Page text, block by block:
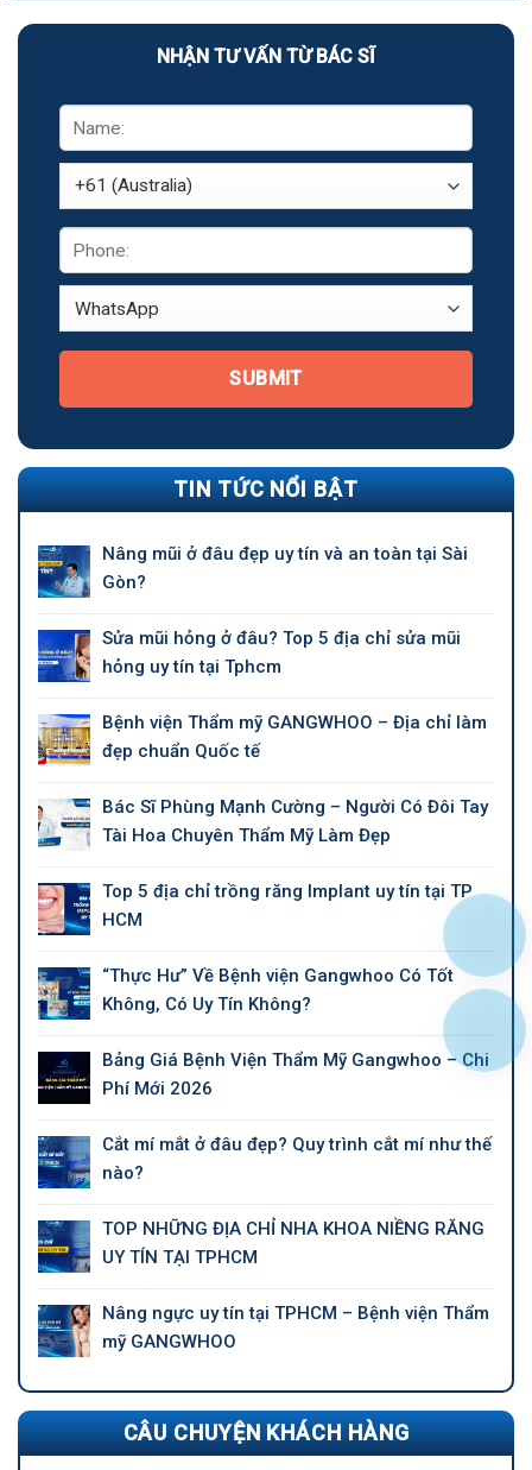
NHẬN TƯ VẤN TỪ BÁC SĨ
SUBMIT
TIN TỨC NỔI BẬT
Nâng mũi ở đâu đẹp uy tín và an toàn tại Sài
Gòn?
Sửa mũi hỏng ở đâu? Top 5 địa chỉ sửa mũi
hỏng uy tín tại Tphcm
Bệnh viện Thẩm mỹ GANGWHOO – Địa chỉ làm
đẹp chuẩn Quốc tế
Bác Sĩ Phùng Mạnh Cường – Người Có Đôi Tay
Tài Hoa Chuyên Thẩm Mỹ Làm Đẹp
Top 5 địa chỉ trồng răng Implant uy tín tại TP
HCM
“Thực Hư” Về Bệnh viện Gangwhoo Có Tốt
Không, Có Uy Tín Không?
Bảng Giá Bệnh Viện Thẩm Mỹ Gangwhoo – Chi
Phí Mới 2026
Cắt mí mắt ở đâu đẹp? Quy trình cắt mí như thế
nào?
TOP NHỮNG ĐỊA CHỈ NHA KHOA NIỀNG RĂNG
UY TÍN TẠI TPHCM
Nâng ngực uy tín tại TPHCM – Bệnh viện Thẩm
mỹ GANGWHOO
CÂU CHUYỆN KHÁCH HÀNG